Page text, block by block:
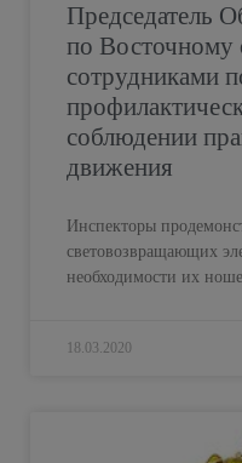
Председатель
по Восточному
сотрудниками
соблюдении
движения
Инспекторы
световозвращающих
необходимости их
18.03.2020